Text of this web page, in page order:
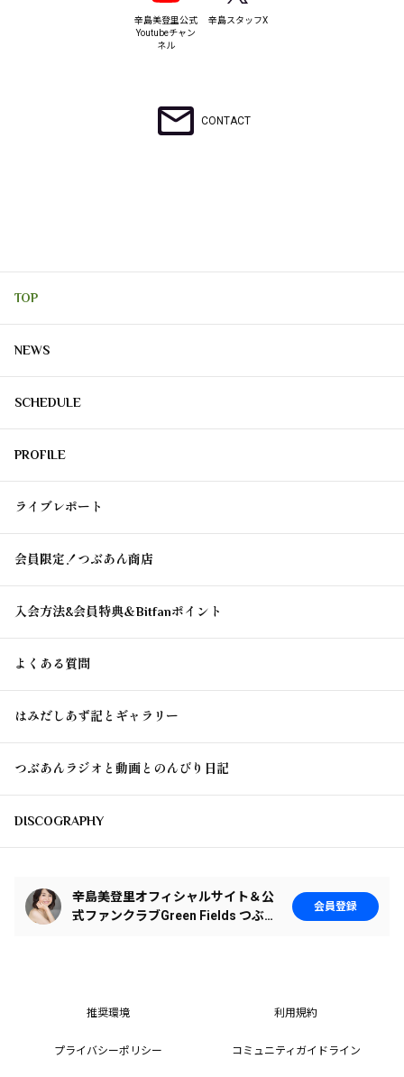
辛島美登里公式
Youtubeチャン
ネル
辛島スタッフX
CONTACT
TOP
NEWS
SCHEDULE
PROFILE
ライブレポート
会員限定！つぶあん商店
入会方法&会員特典＆Bitfanポイント
よくある質問
はみだしあず記とギャラリー
つぶあんラジオと動画とのんびり日記
DISCOGRAPHY
辛島美登里オフィシャルサイト＆公
式ファンクラブGreen Fields つぶあ
会員登録
推奨環境 利用規約
プライバシーポリシー コミュニティガイドライン